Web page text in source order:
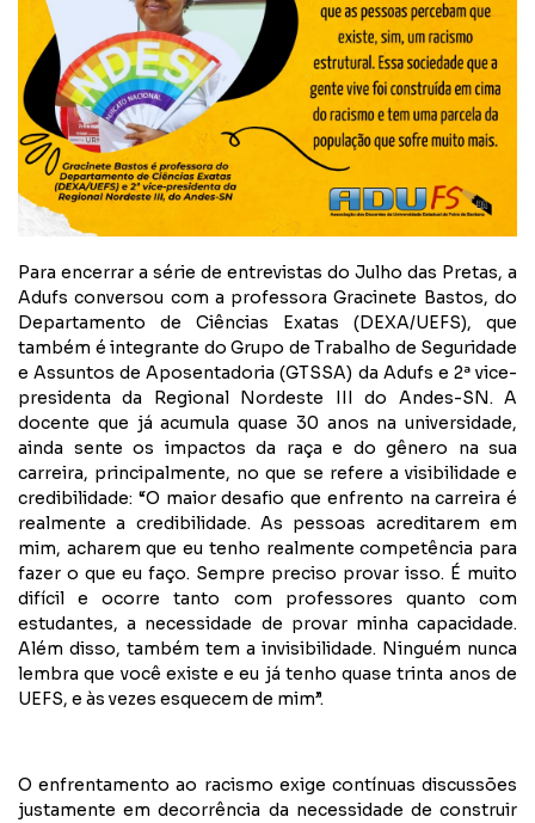
Para encerrar a série de entrevistas do Julho das Pretas, a
Adufs conversou com a professora Gracinete Bastos, do
Departamento de Ciências Exatas (DEXA/UEFS), que
também é integrante do Grupo de Trabalho de Seguridade
e Assuntos de Aposentadoria (GTSSA) da Adufs e 2ª vice-
presidenta da Regional Nordeste III do Andes-SN. A
docente que já acumula quase 30 anos na universidade,
ainda sente os impactos da raça e do gênero na sua
carreira, principalmente, no que se refere a visibilidade e
credibilidade: “O maior desafio que enfrento na carreira é
realmente a credibilidade. As pessoas acreditarem em
mim, acharem que eu tenho realmente competência para
fazer o que eu faço. Sempre preciso provar isso. É muito
difícil e ocorre tanto com professores quanto com
estudantes, a necessidade de provar minha capacidade.
Além disso, também tem a invisibilidade. Ninguém nunca
lembra que você existe e eu já tenho quase trinta anos de
UEFS, e às vezes esquecem de mim”.
O enfrentamento ao racismo exige contínuas discussões
justamente em decorrência da necessidade de construir